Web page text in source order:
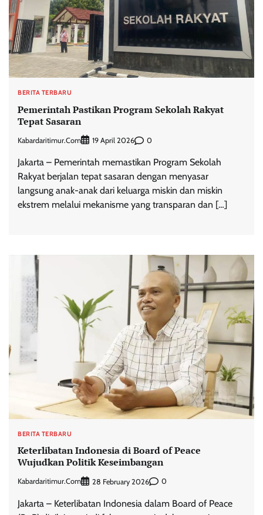
BERITA TERBARU
Pemerintah Pastikan Program Sekolah Rakyat
Tepat Sasaran
Kabardaritimur.com 19 April 2026 0
Jakarta – Pemerintah memastikan Program Sekolah
Rakyat berjalan tepat sasaran dengan menyasar
langsung anak-anak dari keluarga miskin dan miskin
ekstrem melalui mekanisme yang transparan dan […]
BERITA TERBARU
Keterlibatan Indonesia di Board of Peace
Wujudkan Politik Keseimbangan
Kabardaritimur.com 28 February 2026 0
Jakarta – Keterlibatan Indonesia dalam Board of Peace